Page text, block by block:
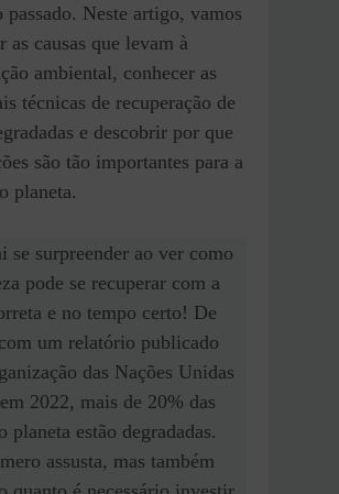
passado. Neste artigo, vamos
as causas que levam à
ambiental, conhecer as
técnicas de recuperação de
e descobrir por que
são tão importantes para a
planeta.
se surpreender ao ver como
pode se recuperar com a
e no tempo certo! De
um relatório publicado
das Nações Unidas
2022, mais de 20% das
planeta estão degradadas.
assusta, mas também